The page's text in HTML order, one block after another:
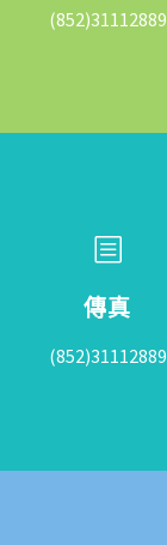
(852)31112889
傳真
(852)31112889